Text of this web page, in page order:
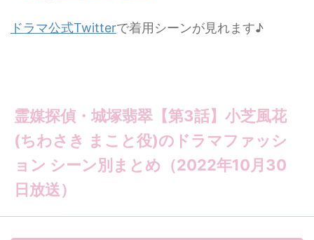
ドラマ公式Twitterで着用シーンが見れます♪
霊媒探偵・城塚翡翠【第3話】小芝風花
(ちわさき まこと役)のドラマファッシ
ョン シーン別まとめ（2022年10月30
日放送）